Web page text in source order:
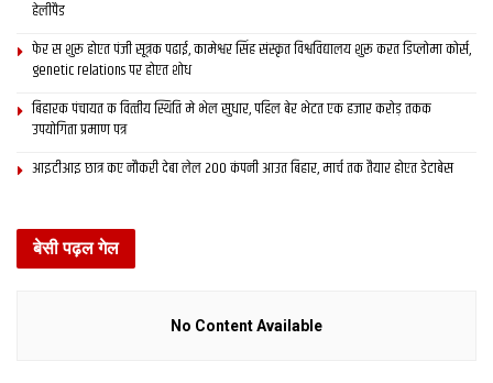
हेलीपैड
फेर स शुरू होएत पंजी सूत्रक पढाई, कामेश्वर सिंह संस्कृत विश्वविद्यालय शुरू करत डिप्लोमा कोर्स,
genetic relations पर होएत शोध
बिहारक पंचायत क वित्‍तीय स्थिति मे भेल सुधार, पहिल बेर भेटत एक हजार करोड़ तकक
उपयोगिता प्रमाण पत्र
आइटीआइ छात्र कए नौकरी देबा लेल 200 कंपनी आउत बिहार, मार्च तक तैयार होएत डेटाबेस
बेसी पढ़ल गेल
No Content Available